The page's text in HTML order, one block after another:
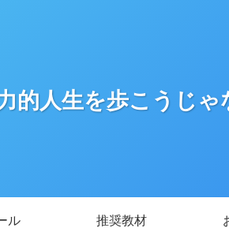
的人生を歩こうじゃ
ル 推奨教材